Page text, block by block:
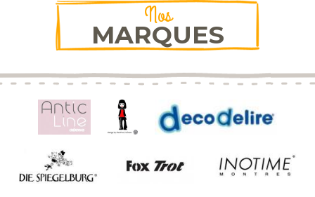
Nos
MARQUES